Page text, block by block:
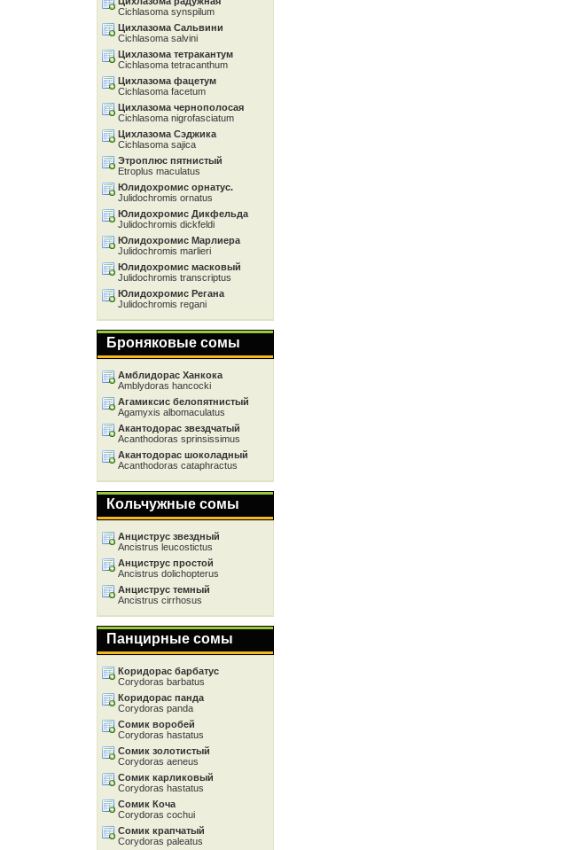
Cichlasoma synspilum
Цихлазома Сальвини
Cichlasoma salvini
Цихлазома тетракантум
Cichlasoma tetracanthum
Цихлазома фацетум
Cichlasoma facetum
Цихлазома чернополосая
Cichlasoma nigrofasciatum
Цихлазома Сэджика
Cichlasoma sajica
Этроплюс пятнистый
Etroplus maculatus
Юлидохромис орнатус.
Julidochromis ornatus
Юлидохромис Дикфельда
Julidochromis dickfeldi
Юлидохромис Марлиера
Julidochromis marlieri
Юлидохромис масковый
Julidochromis transcriptus
Юлидохромис Регана
Julidochromis regani
Броняковые сомы
Амблидорас Ханкока
Amblydoras hancocki
Агамиксис белопятнистый
Agamyxis albomaculatus
Акантодорас звездчатый
Acanthodoras sprinsissimus
Акантодорас шоколадный
Acanthodoras cataphractus
Кольчужные сомы
Анциструс звездный
Ancistrus leucostictus
Анциструс простой
Ancistrus dolichopterus
Анциструс темный
Ancistrus cirrhosus
Панцирные сомы
Коридорас барбатус
Corydoras barbatus
Коридорас панда
Corydoras panda
Сомик воробей
Corydoras hastatus
Сомик золотистый
Corydoras aeneus
Сомик карликовый
Corydoras hastatus
Сомик Коча
Corydoras cochui
Сомик крапчатый
Corydoras paleatus